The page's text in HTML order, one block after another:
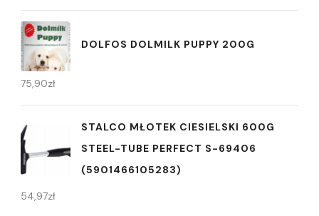
DOLFOS DOLMILK PUPPY 200G
75,90zł
STALCO MŁOTEK CIESIELSKI 600G
STEEL-TUBE PERFECT S-69406
(5901466105283)
54,97zł